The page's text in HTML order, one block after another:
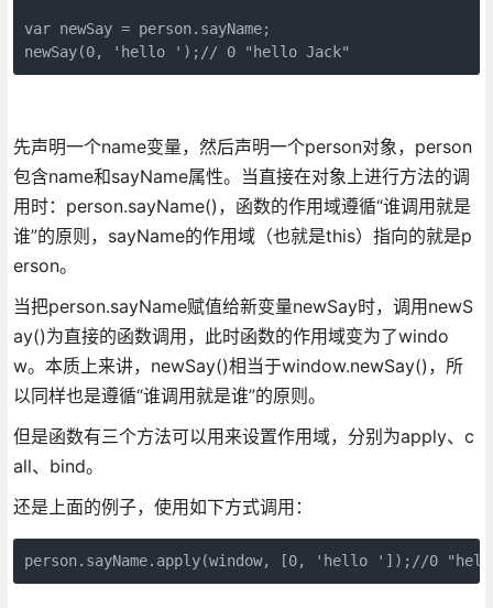
var newSay = person.sayName;
newSay(0, 'hello ');// 0 "hello Jack"
先声明一个name变量，然后声明一个person对象，person
包含name和sayName属性。当直接在对象上进行方法的调
用时：person.sayName()，函数的作用域遵循“谁调用就是
谁”的原则，sayName的作用域（也就是this）指向的就是p
erson。
当把person.sayName赋值给新变量newSay时，调用newS
ay()为直接的函数调用，此时函数的作用域变为了windo
w。本质上来讲，newSay()相当于window.newSay()，所
以同样也是遵循“谁调用就是谁”的原则。
但是函数有三个方法可以用来设置作用域，分别为apply、c
all、bind。
还是上面的例子，使用如下方式调用：
person.sayName.apply(window, [0, 'hello ']);//0